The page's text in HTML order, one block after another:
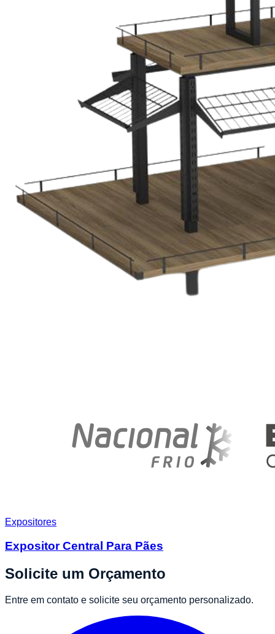
Expositores
Expositor Central Para Pães
Solicite um Orçamento
Entre em contato e solicite seu orçamento personalizado.